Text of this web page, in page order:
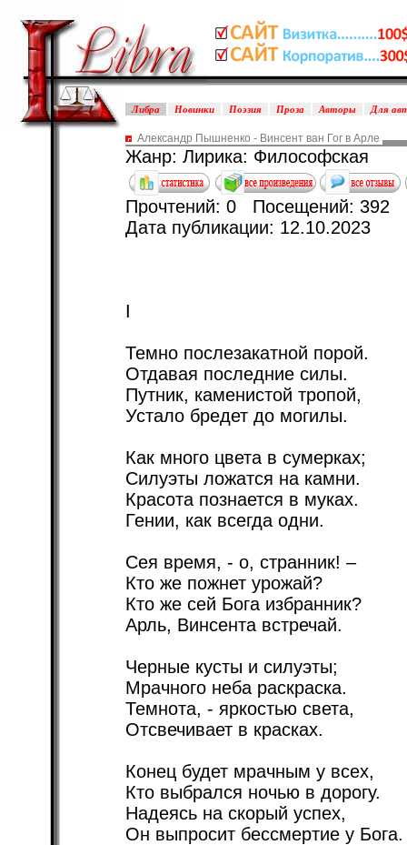
Либра Новинки Поэзия Проза Авторы Для
Александр Пышненко - Винсент ван Гог в Арле
Жанр: Лирика: Философская
Прочтений: 0 Посещений: 392
Дата публикации: 12.10.2023
I
Темно послезакатной порой.
Отдавая последние силы.
Путник, каменистой тропой,
Устало бредет до могилы.
Как много цвета в сумерках;
Силуэты ложатся на камни.
Красота познается в муках.
Гении, как всегда одни.
Сея время, - о, странник! –
Кто же пожнет урожай?
Кто же сей Бога избранник?
Арль, Винсента встречай.
Черные кусты и силуэты;
Мрачного неба раскраска.
Темнота, - яркостью света,
Отсвечивает в красках.
Конец будет мрачным у всех,
Кто выбрался ночью в дорогу.
Надеясь на скорый успех,
Он выпросит бессмертие у Бога.